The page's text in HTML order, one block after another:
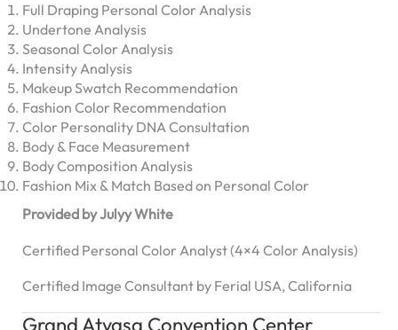
Full Draping Personal Color Analysis
Undertone Analysis
Seasonal Color Analysis
Intensity Analysis
Makeup Swatch Recommendation
Fashion Color Recommendation
Color Personality DNA Consultation
Body & Face Measurement
Body Composition Analysis
Fashion Mix & Match Based on Personal Color
Provided by Julyy White
Certified Personal Color Analyst (4×4 Color Analysis)
Certified Image Consultant by Ferial USA, California
Grand Atyasa Convention Center